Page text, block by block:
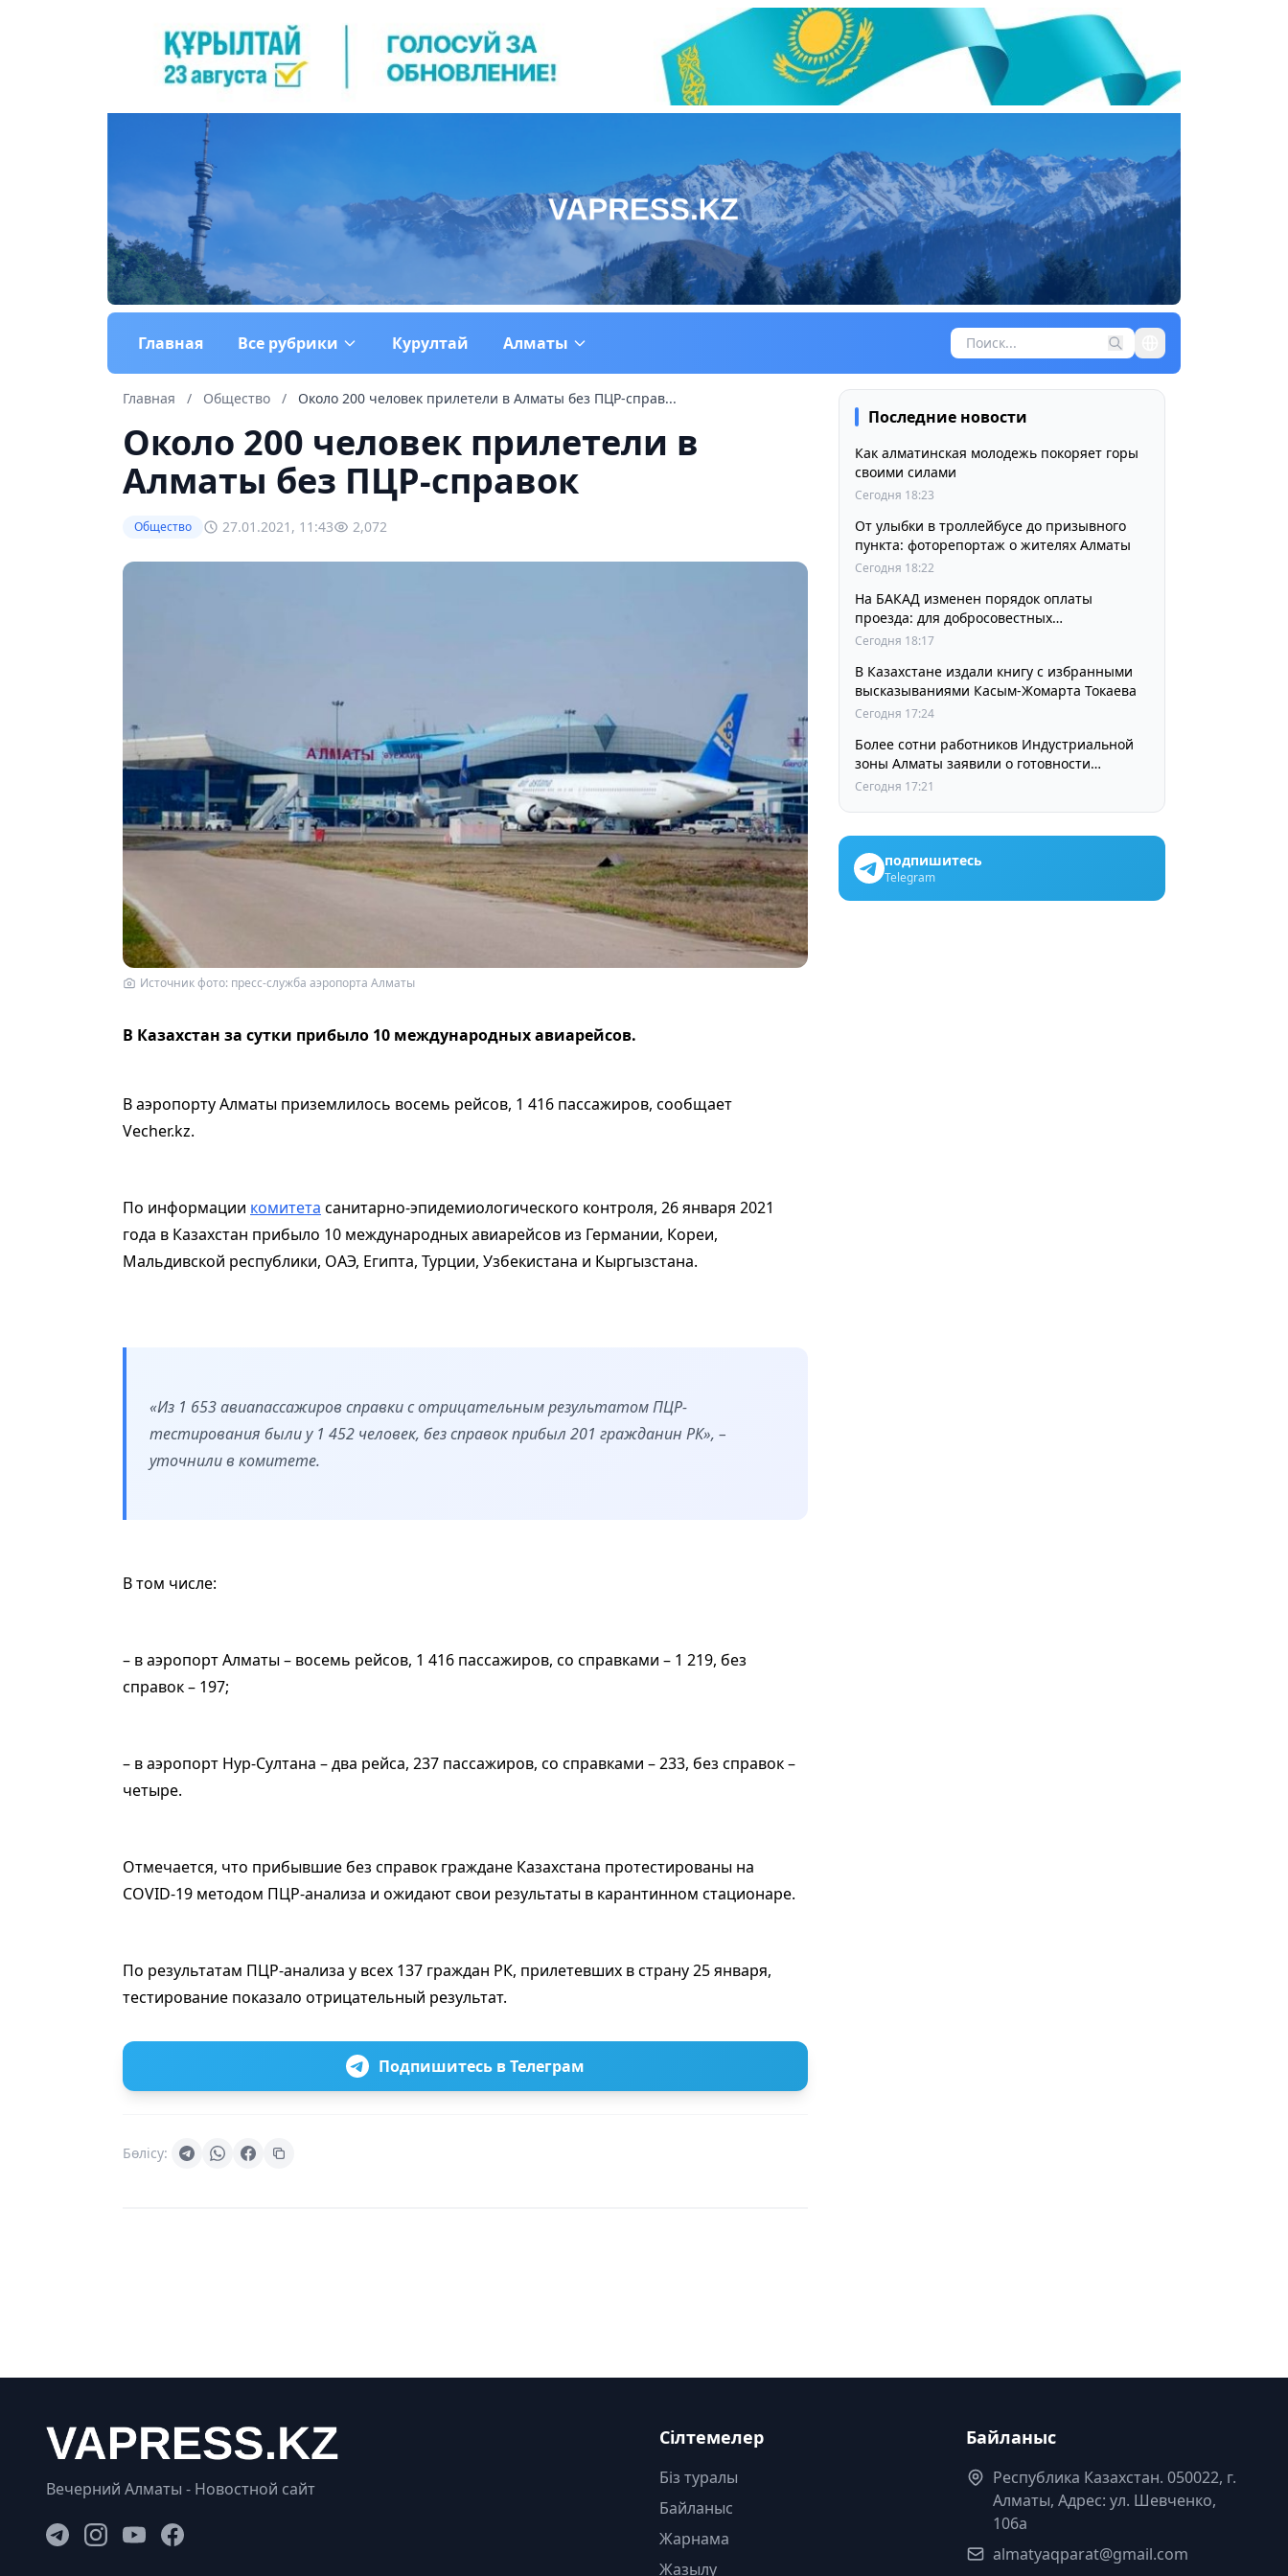
Главная Все рубрики Курултай Алматы
Главная / Общество / Около 200 человек прилетели в Алматы без ПЦР-справ...
Около 200 человек прилетели в
Алматы без ПЦР-справок
Общество 27.01.2021, 11:43 2,072
Источник фото: пресс-служба аэропорта Алматы
В Казахстан за сутки прибыло 10 международных авиарейсов.
В аэропорту Алматы приземлилось восемь рейсов, 1 416 пассажиров, сообщает
Vecher.kz.
По информации комитета санитарно-эпидемиологического контроля, 26 января 2021
года в Казахстан прибыло 10 международных авиарейсов из Германии, Кореи,
Мальдивской республики, ОАЭ, Египта, Турции, Узбекистана и Кыргызстана.
«Из 1 653 авиапассажиров справки с отрицательным результатом ПЦР-
тестирования были у 1 452 человек, без справок прибыл 201 гражданин РК», –
уточнили в комитете.
В том числе:
– в аэропорт Алматы – восемь рейсов, 1 416 пассажиров, со справками – 1 219, без
справок – 197;
– в аэропорт Нур-Султана – два рейса, 237 пассажиров, со справками – 233, без справок –
четыре.
Отмечается, что прибывшие без справок граждане Казахстана протестированы на
COVID-19 методом ПЦР-анализа и ожидают свои результаты в карантинном стационаре.
По результатам ПЦР-анализа у всех 137 граждан РК, прилетевших в страну 25 января,
тестирование показало отрицательный результат.
Подпишитесь в Телеграм
Бөлісу:
Последние новости
Как алматинская молодежь покоряет горы
своими силами
Сегодня 18:23
От улыбки в троллейбусе до призывного
пункта: фоторепортаж о жителях Алматы
Сегодня 18:22
На БАКАД изменен порядок оплаты
проезда: для добросовестных
пользователей стоимость остается
Сегодня 18:17
В Казахстане издали книгу с избранными
высказываниями Касым-Жомарта Токаева
Сегодня 17:24
Более сотни работников Индустриальной
зоны Алматы заявили о готовности
принять участие в выборах членов
Сегодня 17:21
подпишитесь
Telegram
Вечерний Алматы - Новостной сайт
Сілтемелер
Біз туралы
Байланыс
Жарнама
Жазылу
Байланыс
Республика Казахстан. 050022, г.
Алматы, Адрес: ул. Шевченко,
106а
almatyaqparat@gmail.com